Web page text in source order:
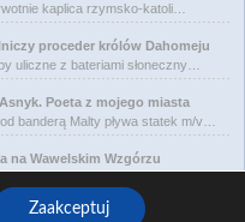
kaplica rzymsko-katoli…
proceder królów Dahomeju
uliczne z bateriami słoneczny…
Poeta z mojego miasta
banderą Malty pływa statek m/v…
na Wawelskim Wzgórzu
Zaakceptuj